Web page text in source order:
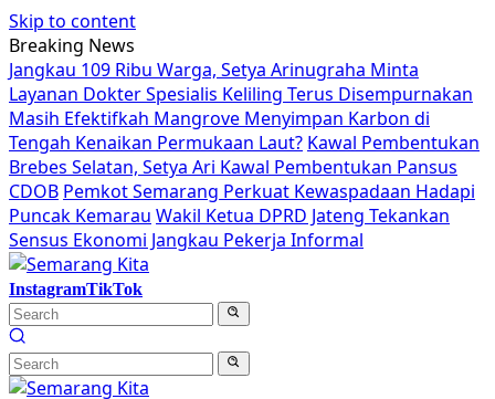
Skip to content
Breaking News
Jangkau 109 Ribu Warga, Setya Arinugraha Minta
Layanan Dokter Spesialis Keliling Terus Disempurnakan
Masih Efektifkah Mangrove Menyimpan Karbon di
Tengah Kenaikan Permukaan Laut? Kawal Pembentukan
Brebes Selatan, Setya Ari Kawal Pembentukan Pansus
CDOB Pemkot Semarang Perkuat Kewaspadaan Hadapi
Puncak Kemarau Wakil Ketua DPRD Jateng Tekankan
Sensus Ekonomi Jangkau Pekerja Informal
InstagramTikTok